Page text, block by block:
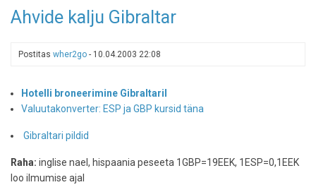
Ahvide kalju Gibraltar
Postitas wher2go - 10.04.2003 22:08
Hotelli broneerimine Gibraltaril
Valuutakonverter: ESP ja GBP kursid täna
Gibraltari pildid
Raha: inglise nael, hispaania peseeta 1GBP=19EEK, 1ESP=0,1EEK
loo ilmumise ajal